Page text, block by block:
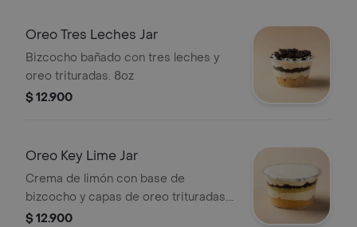
Oreo Tres Leches Jar
Bizcocho bañado con tres leches y
oreo trituradas. 8oz
$ 12.900
Oreo Key Lime Jar
Crema de limón con base de
bizcocho y capas de oreo trituradas.
8oz
$ 12.900